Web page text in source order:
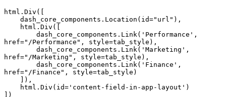
html.Div([
href="/Performance", style=tab_style),
href="/Marketing", style=tab_style),
href="/Finance", style=tab_style)
])